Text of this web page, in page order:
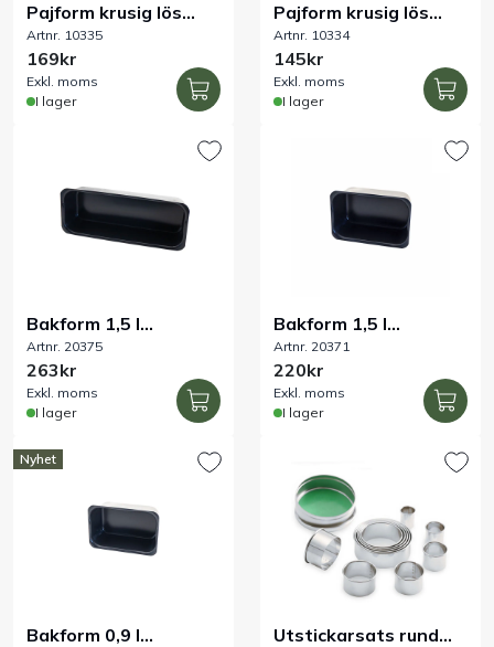
Handla efter bransch
Varumärken
Om Bakers
Kontakt
Pajform krusig lös
botten perforerad
Ø280 mm
Artnr. 10335
169kr
Exkl. moms
I lager
Pajform krusig lös
botten perforerad
Ø240 mm
Artnr. 10334
145kr
Exkl. moms
I lager
Bakform 1,5 l
265x95xH60 mm
Pureline
Artnr. 20375
263kr
Exkl. moms
I lager
Bakform 1,5 l
182x110xH80 mm
Pureline
Artnr. 20371
220kr
Exkl. moms
I lager
Nyhet
Bakform 0,9 l
Utstickarsats rund